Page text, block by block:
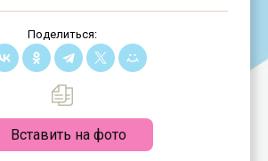
Поделиться:
Вставить на фото